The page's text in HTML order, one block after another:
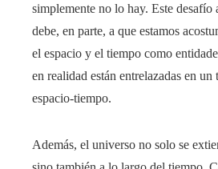
simplemente no lo hay. Este desafío
debe, en parte, a que estamos
el espacio y el tiempo como
en realidad están entrelazadas en
espacio-tiempo.
Además, el universo no solo se